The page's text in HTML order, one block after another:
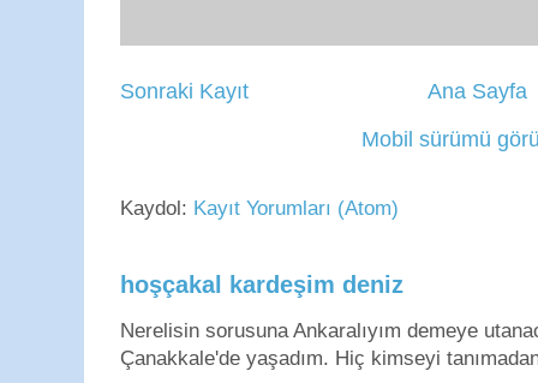
Sonraki Kayıt
Ana Sayfa
Mobil sürümü
Kaydol: Kayıt Yorumları (Atom)
hoşçakal kardeşim deniz
Nerelisin sorusuna Ankaralıyım demeye
Çanakkale'de yaşadım. Hiç kimseyi